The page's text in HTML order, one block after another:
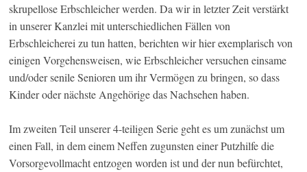
skrupellose Erbschleicher werden. Da wir in letzter Zeit verstärkt
in unserer Kanzlei mit unterschiedlichen Fällen von
Erbschleicherei zu tun hatten, berichten wir hier exemplarisch von
einigen Vorgehensweisen, wie Erbschleicher versuchen einsame
und/oder senile Senioren um ihr Vermögen zu bringen, so dass
Kinder oder nächste Angehörige das Nachsehen haben.
Im zweiten Teil unserer 4-teiligen Serie geht es um zunächst um
einen Fall, in dem einem Neffen zugunsten einer Putzhilfe die
Vorsorgevollmacht entzogen worden ist und der nun befürchtet,